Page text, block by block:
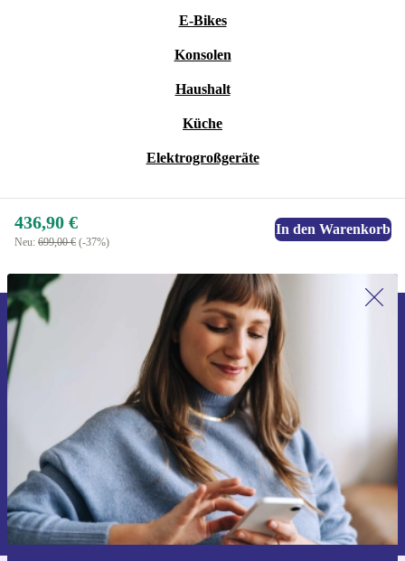
E-Bikes
Konsolen
Haushalt
Küche
Elektrogroßgeräte
436,90 €
Neu: 699,00 € (-37%)
In den Warenkorb
Erstmals zum Newsletter anmelden,
15 € sparen!
Verpasse kein Angebot mehr.
Gutschein anfordern
Informationen über die Verwendung personenbezogener Daten findest
du in unsererDatenschutzerklärung.